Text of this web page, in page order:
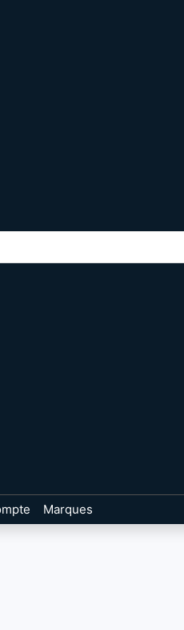
Marques